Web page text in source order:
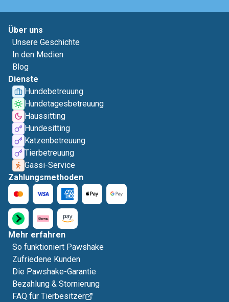
Über uns
Unsere Geschichte
In den Medien
Blog
Dienste
Hundebetreuung
Hundetagesbetreuung
Haussitting
Hundesitting
Katzenbetreuung
Tierbetreuung
Gassi-Service
Zahlungsmethoden
Mehr erfahren
So funktioniert Pawshake
Zufriedene Kunden
Die Pawshake-Garantie
Bezahlung & Stornierung
FAQ für Tierbesitzer